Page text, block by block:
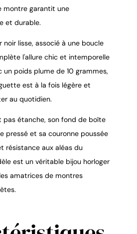
montre garantit une
et durable.
noir lisse, associé à une boucle
l'allure chic et intemporelle
un poids plume de 10 grammes,
est à la fois légère et
au quotidien.
pas étanche, son fond de boîte
pressé et sa couronne poussée
résistance aux aléas du
est un véritable bijou horloger
amatrices de montres